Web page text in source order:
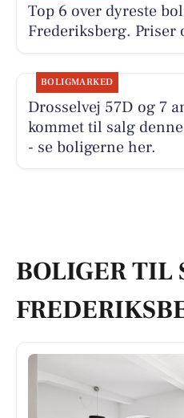
Top 6 over dyreste
Frederiksberg.
BOLIGMARKED
Drosselvej 57D og 7
kommet til salg
- se boligerne her.
BOLIGER TIL